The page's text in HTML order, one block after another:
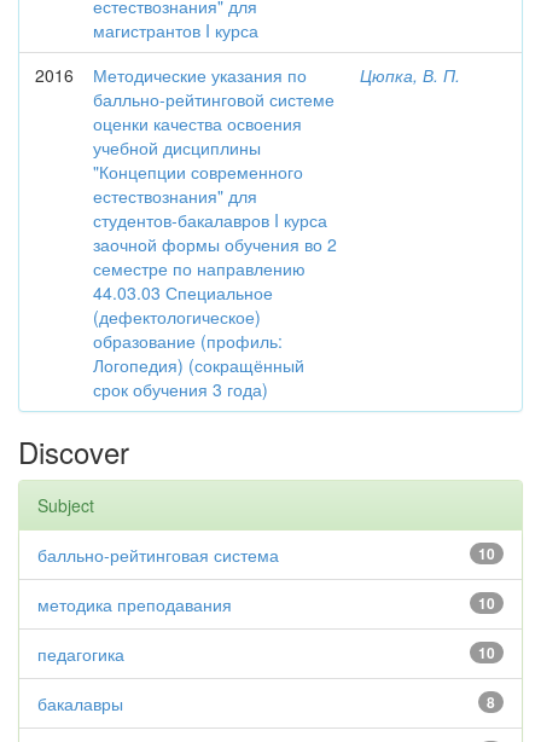
естествознания" для
магистрантов I курса
2016
Методические указания по
балльно-рейтинговой системе
оценки качества освоения
учебной дисциплины
"Концепции современного
естествознания" для
студентов-бакалавров I курса
заочной формы обучения во 2
семестре по направлению
44.03.03 Специальное
(дефектологическое)
образование (профиль:
Логопедия) (сокращённый
срок обучения 3 года)
Цюпка, В. П.
Discover
Subject
10
балльно-рейтинговая система
10
методика преподавания
10
педагогика
8
бакалавры